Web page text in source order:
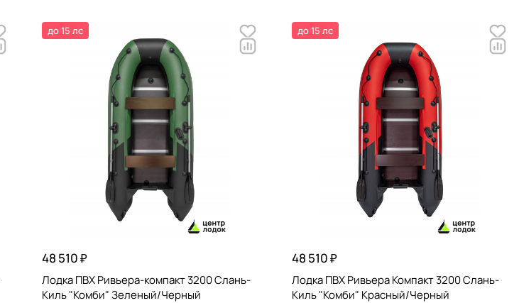
до 15 лс
48 510 ₽
Лодка ПВХ Ривьера-компакт 3200 Слань-
Киль "Комби" Зеленый/Черный
до 15 лс
48 510 ₽
Лодка ПВХ Ривьера Компакт 3200 Слань-
Киль "Комби" Красный/Черный